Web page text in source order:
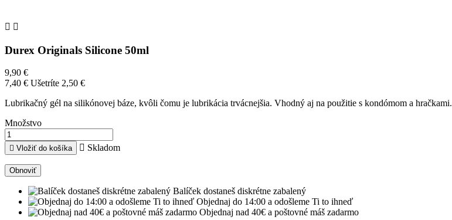
 
Durex Originals Silicone 50ml
9,90 €
7,40 € Ušetríte 2,50 €
Lubrikačný gél na silikónovej báze, kvôli čomu je lubrikácia trvácnejšia. Vhodný aj na použitie s kondómom a hračkami.
Množstvo
 Vložiť do košíka  Skladom
Balíček dostaneš diskrétne zabalený
Objednaj do 14:00 a odošleme Ti to ihneď
Objednaj nad 40€ a poštovné máš zadarmo